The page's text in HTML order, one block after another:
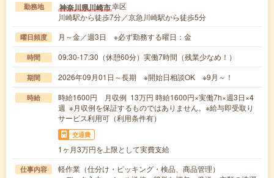
勤務地 神奈川県川崎市幸区
川崎駅から徒歩7分／京急川崎駅から徒歩5分
曜日頻度 月～金／週3日 ※必ず勤務する曜日：金
時間 09:30-17:30（休憩60分）実働7時間（残業少なめ！）
期間 2026年09月01日～長期 ※開始日相談OK ※9月～！
時給
時給1600円 月収例 13万円 時給1600円×実働7h×週3日×4
週 ※月収例を保証するものではありません。※給与即受取り
サービス利用可（利用条件有）
交通費
1ヶ月3万円を上限として実費支給
仕事内容
軽作業（仕分け・ピッキング・検品、商品管理）